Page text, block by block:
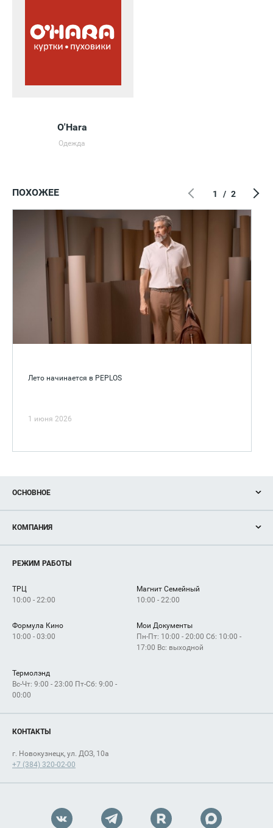
O'Hara
Одежда
ПОХОЖЕЕ
Лето начинается в PEPLOS
1 июня 2026
1 / 2
ОСНОВНОЕ
Новости
Магазины
Услуги
КОМПАНИЯ
Рекламодателям
Как добраться
РЕЖИМ РАБОТЫ
ТРЦ
10:00 - 22:00
Магнит Семейный
10:00 - 22:00
Формула Кино
10:00 - 03:00
Мои Документы
Пн-Пт: 10:00 - 20:00 Сб: 10:00 -
17:00 Вс: выходной
Термолэнд
Вс-Чт: 9:00 - 23:00 Пт-Сб: 9:00 -
00:00
КОНТАКТЫ
г. Новокузнецк, ул. ДОЗ, 10а
+7 (384) 320-02-00